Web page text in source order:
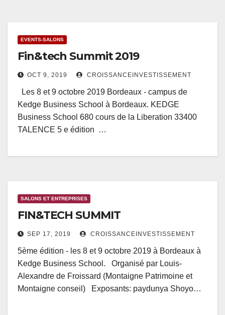
EVENTS-SALONS
Fin&tech Summit 2019
OCT 9, 2019 CROISSANCEINVESTISSEMENT
Les 8 et 9 octobre 2019 Bordeaux - campus de
Kedge Business School à Bordeaux. KEDGE
Business School 680 cours de la Liberation 33400
TALENCE 5 e édition …
SALONS ET ENTREPRISES
FIN&TECH SUMMIT
SEP 17, 2019 CROISSANCEINVESTISSEMENT
5ème édition - les 8 et 9 octobre 2019 à Bordeaux à
Kedge Business School. Organisé par Louis-
Alexandre de Froissard (Montaigne Patrimoine et
Montaigne conseil) Exposants: paydunya Shoyo…